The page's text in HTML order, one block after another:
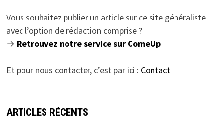
Vous souhaitez publier un article sur ce site généraliste
avec l’option de rédaction comprise ?
→ Retrouvez notre service sur ComeUp
Et pour nous contacter, c’est par ici : Contact
ARTICLES RÉCENTS